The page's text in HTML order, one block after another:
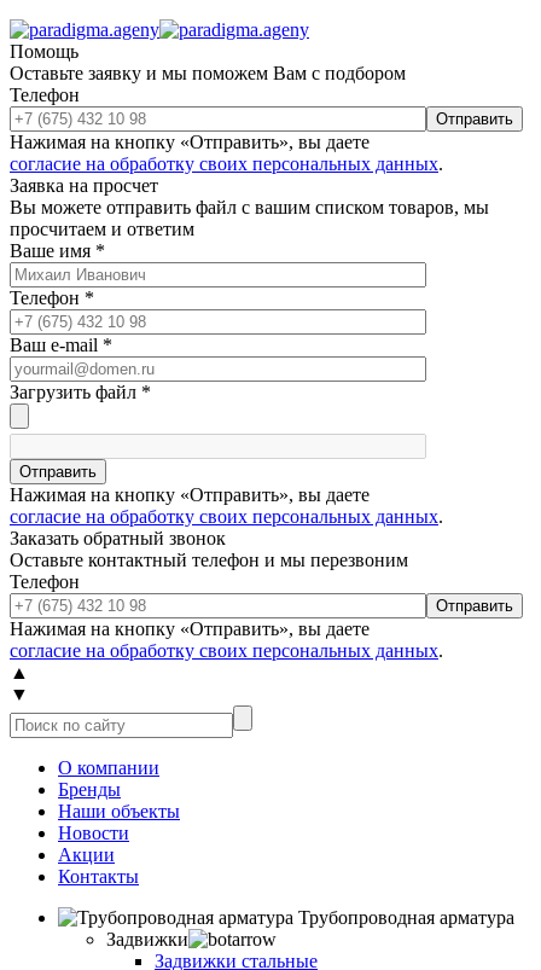
Помощь
Оставьте заявку и мы поможем Вам с подбором
Телефон
Отправить
Нажимая на кнопку «Отправить», вы даете
согласие на обработку своих персональных данных.
Заявка на просчет
Вы можете отправить файл с вашим списком товаров, мы
просчитаем и ответим
Ваше имя *
Телефон *
Ваш e-mail *
Загрузить файл *
Отправить
Нажимая на кнопку «Отправить», вы даете
согласие на обработку своих персональных данных.
Заказать обратный звонок
Оставьте контактный телефон и мы перезвоним
Телефон
Отправить
Нажимая на кнопку «Отправить», вы даете
согласие на обработку своих персональных данных.
▲
▼
О компании
Бренды
Наши объекты
Новости
Акции
Контакты
Трубопроводная арматура
Задвижки
Задвижки стальные